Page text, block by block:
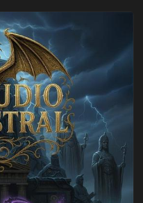
i doświadczenia. …